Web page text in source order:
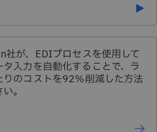
が、EDIプロセスを使用して
入力を自動化することで、ラ
りのコストを92％削減した方法
。